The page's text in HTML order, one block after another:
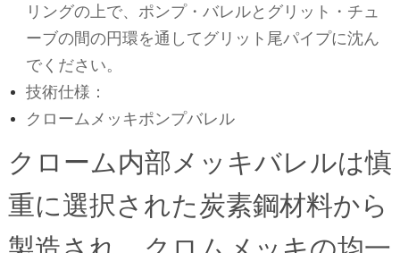
リングの上で、ポンプ・バレルとグリット・チュ
ーブの間の円環を通してグリット尾パイプに沈ん
でください。
技術仕様：
クロームメッキポンプバレル
クローム内部メッキバレルは慎
重に選択された炭素鋼材料から